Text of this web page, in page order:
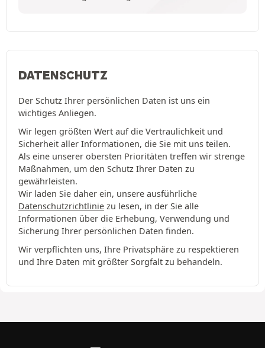
DATENSCHUTZ
Der Schutz Ihrer persönlichen Daten ist uns ein
wichtiges Anliegen.
Wir legen größten Wert auf die Vertraulichkeit und
Sicherheit aller Informationen, die Sie mit uns teilen.
Als eine unserer obersten Prioritäten treffen wir strenge
Maßnahmen, um den Schutz Ihrer Daten zu
gewährleisten.
Wir laden Sie daher ein, unsere ausführliche
Datenschutzrichtlinie zu lesen, in der Sie alle
Informationen über die Erhebung, Verwendung und
Sicherung Ihrer persönlichen Daten finden.
Wir verpflichten uns, Ihre Privatsphäre zu respektieren
und Ihre Daten mit größter Sorgfalt zu behandeln.